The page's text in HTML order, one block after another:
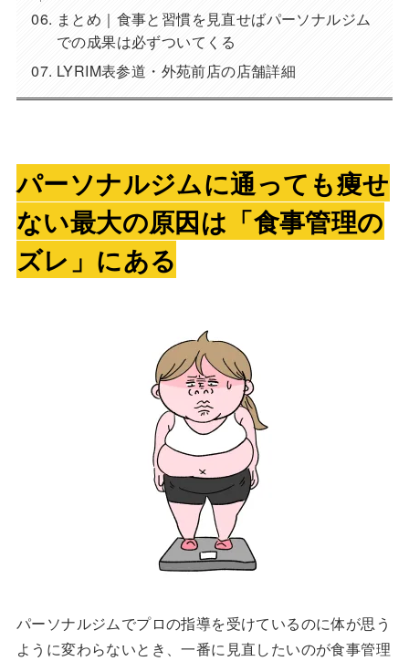
まとめ｜食事と習慣を見直せばパーソナルジム
での成果は必ずついてくる
LYRIM表参道・外苑前店の店舗詳細
パーソナルジムに通っても痩せ
ない最大の原因は「食事管理の
ズレ」にある
パーソナルジムでプロの指導を受けているのに体が思う
ように変わらないとき、一番に見直したいのが食事管理